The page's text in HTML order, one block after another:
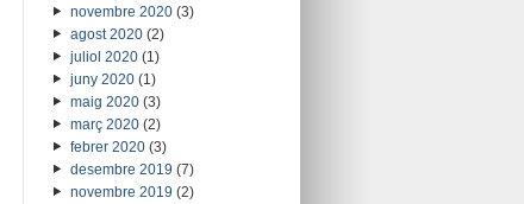
novembre 2020(3)
agost 2020(2)
juliol 2020(1)
juny 2020(1)
maig 2020(3)
març 2020(2)
febrer 2020(3)
desembre 2019 (7)
novembre 2019 (2)